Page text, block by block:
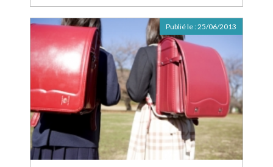
Publié le :25/06/2013